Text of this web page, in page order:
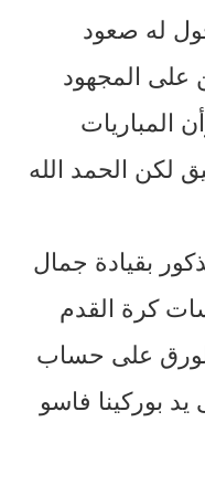
له صعود
على المجهود
المباريات
الحمد الله
بقيادة جمال
كرة القدم
على حساب
بوركينا فاسو